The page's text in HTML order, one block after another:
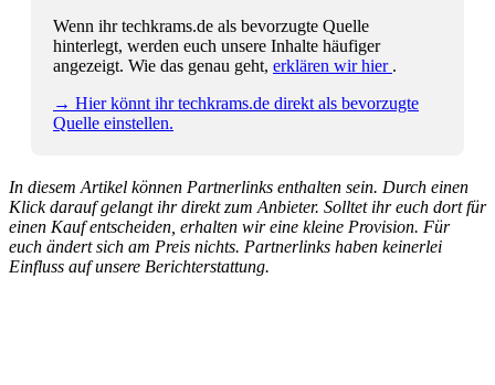
Wenn ihr techkrams.de als bevorzugte Quelle
hinterlegt, werden euch unsere Inhalte häufiger
angezeigt. Wie das genau geht, erklären wir hier .
→ Hier könnt ihr techkrams.de direkt als bevorzugte
Quelle einstellen.
In diesem Artikel können Partnerlinks enthalten sein. Durch einen
Klick darauf gelangt ihr direkt zum Anbieter. Solltet ihr euch dort für
einen Kauf entscheiden, erhalten wir eine kleine Provision. Für
euch ändert sich am Preis nichts. Partnerlinks haben keinerlei
Einfluss auf unsere Berichterstattung.